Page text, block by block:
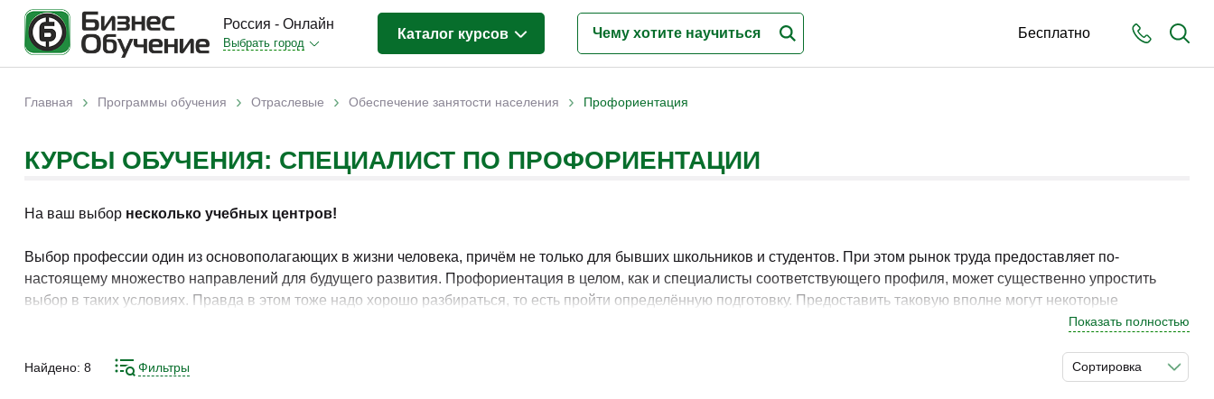
Россия - Онлайн
Выбрать город
Каталог курсов
Отраслевые (2988)
Промышленное обучение (247)
Дизайн (343)
Личностный рост
Бухгалтерия и налоги (217)
Интернет-маркетинг
Реклама и PR (114)
Бесплатно
Главная › Программы обучения › Отраслевые › Обеспечение занятости населения › Профориентация
КУРСЫ ОБУЧЕНИЯ: СПЕЦИАЛИСТ ПО ПРОФОРИЕНТАЦИИ
На ваш выбор несколько учебных центров!
Выбор профессии один из основополагающих в жизни человека, причём не только для бывших школьников и студентов. При этом рынок труда предоставляет по-
настоящему множество направлений для будущего развития. Профориентация в целом, как и специалисты соответствующего профиля, может существенно упростить
выбор в таких условиях. Правда в этом тоже надо хорошо разбираться, то есть пройти определённую подготовку. Предоставить таковую вполне могут некоторые
Показать полностью
Сортировка
Найдено: 8 Фильтры